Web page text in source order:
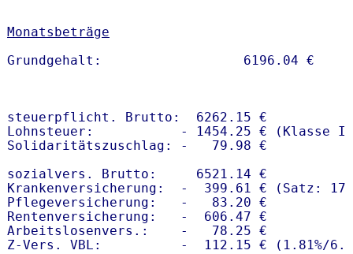
Monatsbeträge
steuerpflicht. Brutto:  6262.15 €
Lohnsteuer:           - 1454.25 € (Klasse I)
Solidaritätszuschlag: -   79.98 €
sozialvers. Brutto:     6521.14 €
Krankenversicherung:  -  399.61 € (Satz:
Pflegeversicherung:   -   83.20 €
Rentenversicherung:   -  606.47 €
Arbeitslosenvers.:    -   78.25 €
Z-Vers. VBL:          -  112.15 € ( 1.81%/